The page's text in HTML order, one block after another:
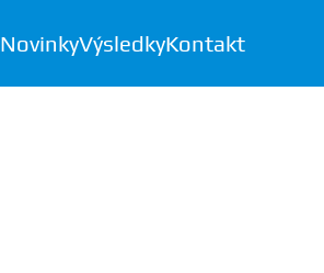
NovinkyVýsledkyKontakt